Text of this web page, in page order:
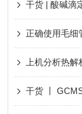
干货 | 酸碱滴
正确使用毛细
干货 丨